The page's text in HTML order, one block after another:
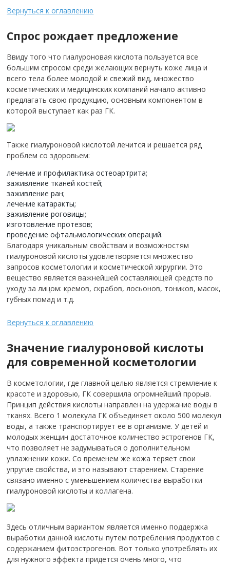
Вернуться к оглавлению
Спрос рождает предложение
Ввиду того что гиалуроновая кислота пользуется все
большим спросом среди желающих вернуть коже лица и
всего тела более молодой и свежий вид, множество
косметических и медицинских компаний начало активно
предлагать свою продукцию, основным компонентом в
которой выступает как раз ГК.
Также гиалуроновой кислотой лечится и решается ряд
проблем со здоровьем:
лечение и профилактика остеоартрита;
заживление тканей костей;
заживление ран;
лечение катаракты;
заживление роговицы;
изготовление протезов;
проведение офтальмологических операций.
Благодаря уникальным свойствам и возможностям
гиалуроновой кислоты удовлетворяется множество
запросов косметологии и косметической хирургии. Это
вещество является важнейшей составляющей средств по
уходу за лицом: кремов, скрабов, лосьонов, тоников, масок,
губных помад и т.д.
Вернуться к оглавлению
Значение гиалуроновой кислоты
для современной косметологии
В косметологии, где главной целью является стремление к
красоте и здоровью, ГК совершила огромнейший прорыв.
Принцип действия кислоты направлен на удержание воды в
тканях. Всего 1 молекула ГК объединяет около 500 молекул
воды, а также транспортирует ее в организме. У детей и
молодых женщин достаточное количество эстрогенов ГК,
что позволяет не задумываться о дополнительном
увлажнении кожи. Со временем же кожа теряет свои
упругие свойства, и это называют старением. Старение
связано именно с уменьшением количества выработки
гиалуроновой кислоты и коллагена.
Здесь отличным вариантом является именно поддержка
выработки данной кислоты путем потребления продуктов с
содержанием фитоэстрогенов. Вот только употреблять их
для нужного эффекта придется очень много, что